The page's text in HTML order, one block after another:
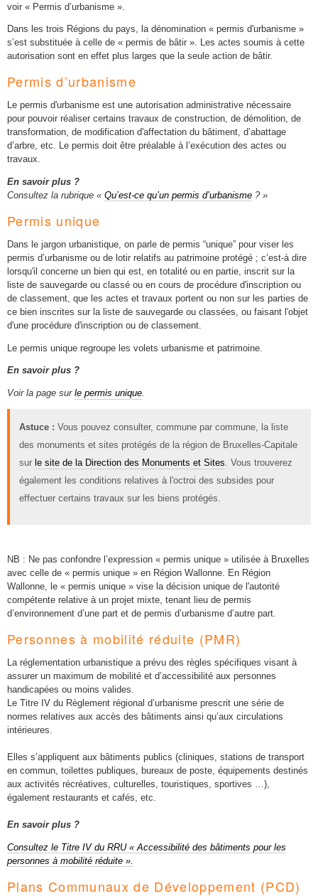
voir « Permis d’urbanisme ».
Dans les trois Régions du pays, la dénomination « permis d'urbanisme »
s’est substituée à celle de « permis de bâtir ». Les actes soumis à cette
autorisation sont en effet plus larges que la seule action de bâtir.
Permis d’urbanisme
Le permis d'urbanisme est une autorisation administrative nécessaire
pour pouvoir réaliser certains travaux de construction, de démolition, de
transformation, de modification d'affectation du bâtiment, d’abattage
d’arbre, etc. Le permis doit être préalable à l’exécution des actes ou
travaux.
En savoir plus ?
Consultez la rubrique « Qu’est-ce qu’un permis d’urbanisme ? »
Permis unique
Dans le jargon urbanistique, on parle de permis “unique” pour viser les
permis d’urbanisme ou de lotir relatifs au patrimoine protégé ; c’est-à dire
lorsqu'il concerne un bien qui est, en totalité ou en partie, inscrit sur la
liste de sauvegarde ou classé ou en cours de procédure d'inscription ou
de classement, que les actes et travaux portent ou non sur les parties de
ce bien inscrites sur la liste de sauvegarde ou classées, ou faisant l'objet
d'une procédure d'inscription ou de classement.
Le permis unique regroupe les volets urbanisme et patrimoine.
En savoir plus ?
Voir la page sur le permis unique.
Astuce : Vous pouvez consulter, commune par commune, la liste
des monuments et sites protégés de la région de Bruxelles-Capitale
sur le site de la Direction des Monuments et Sites . Vous trouverez
également les conditions relatives à l'octroi des subsides pour
effectuer certains travaux sur les biens protégés.
NB : Ne pas confondre l’expression « permis unique » utilisée à Bruxelles
avec celle de « permis unique » en Région Wallonne. En Région
Wallonne, le « permis unique » vise la décision unique de l'autorité
compétente relative à un projet mixte, tenant lieu de permis
d’environnement d’une part et de permis d’urbanisme d’autre part.
Personnes à mobilité réduite (PMR)
La réglementation urbanistique a prévu des règles spécifiques visant à
assurer un maximum de mobilité et d’accessibilité aux personnes
handicapées ou moins valides.
Le Titre IV du Règlement régional d’urbanisme prescrit une série de
normes relatives aux accès des bâtiments ainsi qu’aux circulations
intérieures.
Elles s’appliquent aux bâtiments publics (cliniques, stations de transport
en commun, toilettes publiques, bureaux de poste, équipements destinés
aux activités récréatives, culturelles, touristiques, sportives …),
également restaurants et cafés, etc.
En savoir plus ?
Consultez le Titre IV du RRU « Accessibilité des bâtiments pour les
personnes à mobilité réduite ».
Plans Communaux de Développement (PCD)